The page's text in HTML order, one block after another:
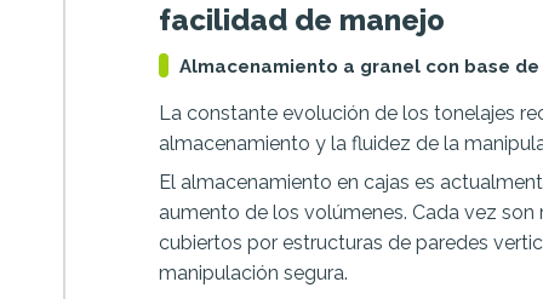
facilidad de manejo
Almacenamiento a granel con base de
La constante evolución de los tonelajes
almacenamiento y la fluidez de la
El almacenamiento en cajas es
aumento de los volúmenes. Cada vez
cubiertos por estructuras de paredes
manipulación segura.